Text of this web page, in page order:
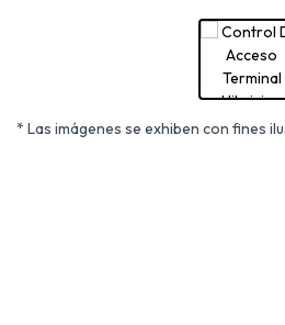
* Las imágenes se exhiben con fines